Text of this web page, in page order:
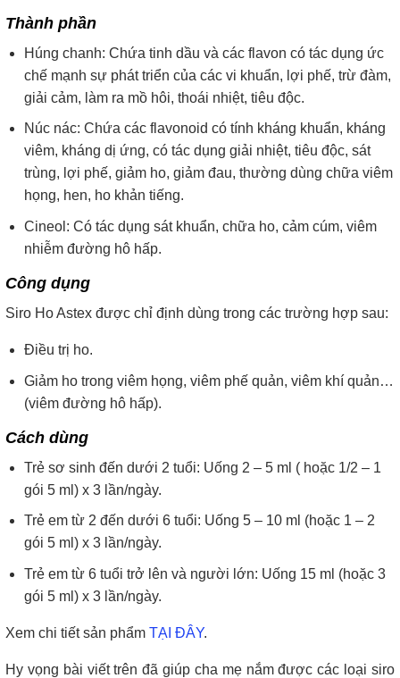
Thành phần
Húng chanh: Chứa tinh dầu và các flavon có tác dụng ức
chế mạnh sự phát triển của các vi khuẩn, lợi phế, trừ đàm,
giải cảm, làm ra mồ hôi, thoái nhiệt, tiêu độc.
Núc nác: Chứa các flavonoid có tính kháng khuẩn, kháng
viêm, kháng dị ứng, có tác dụng giải nhiệt, tiêu độc, sát
trùng, lợi phế, giảm ho, giảm đau, thường dùng chữa viêm
họng, hen, ho khản tiếng.
Cineol: Có tác dụng sát khuẩn, chữa ho, cảm cúm, viêm
nhiễm đường hô hấp.
Công dụng
Siro Ho Astex được chỉ định dùng trong các trường hợp sau:
Ðiều trị ho.
Giảm ho trong viêm họng, viêm phế quản, viêm khí quản…
(viêm đường hô hấp).
Cách dùng
Trẻ sơ sinh đến dưới 2 tuổi: Uống 2 – 5 ml ( hoặc 1/2 – 1
gói 5 ml) x 3 lần/ngày.
Trẻ em từ 2 đến dưới 6 tuổi: Uống 5 – 10 ml (hoặc 1 – 2
gói 5 ml) x 3 lần/ngày.
Trẻ em từ 6 tuổi trở lên và người lớn: Uống 15 ml (hoặc 3
gói 5 ml) x 3 lần/ngày.
Xem chi tiết sản phẩm TẠI ĐÂY.
Hy vọng bài viết trên đã giúp cha mẹ nắm được các loại siro